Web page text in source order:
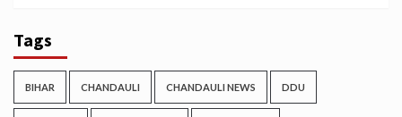
Tags
BIHAR CHANDAULI CHANDAULI NEWS DDU